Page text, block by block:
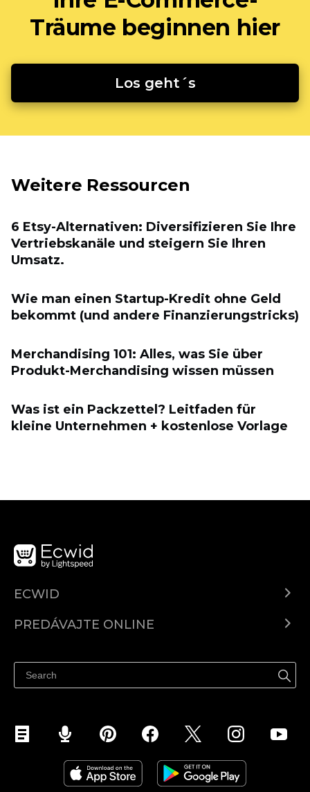
Träume beginnen hier
Los geht´s
Weitere Ressourcen
6 Etsy-Alternativen: Diversifizieren Sie Ihre
Vertriebskanäle und steigern Sie Ihren
Umsatz.
Wie man einen Startup-Kredit ohne Geld
bekommt (und andere Finanzierungstricks)
Merchandising 101: Alles, was Sie über
Produkt-Merchandising wissen müssen
Was ist ein Packzettel? Leitfaden für
kleine Unternehmen + kostenlose Vorlage
ECWID
Cenník
PREDÁVAJTE ONLINE
Predávajte na Facebook
Predávať na Instagram